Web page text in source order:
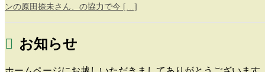
ンの原田捺未さん、の協力で今 […]
お知らせ